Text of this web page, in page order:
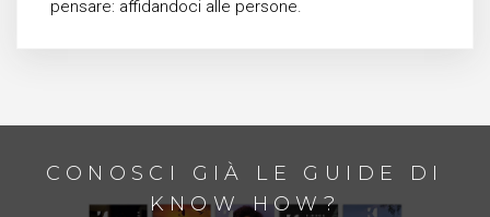
CONSULENZA PER
PRIVATI
pensare: affidandoci alle persone.
CONOSCI GIÀ LE GUIDE DI
KNOW HOW?